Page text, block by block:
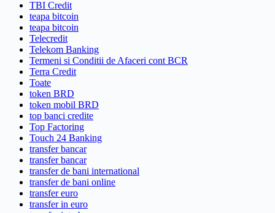
TBI Credit
teapa bitcoin
teapa bitcoin
Telecredit
Telekom Banking
Termeni si Conditii de Afaceri cont BCR
Terra Credit
Toate
token BRD
token mobil BRD
top banci credite
Top Factoring
Touch 24 Banking
transfer bancar
transfer bancar
transfer de bani international
transfer de bani online
transfer euro
transfer in euro